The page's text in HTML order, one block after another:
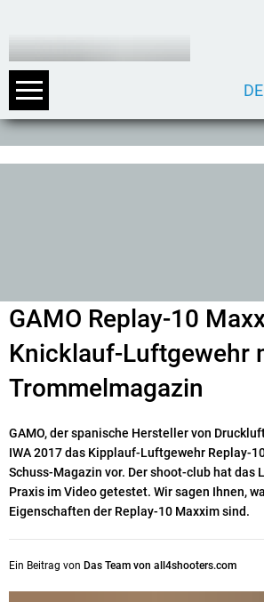
DE
GAMO Replay-10
Knicklauf-Luftgewehr
Trommelmagazin
GAMO, der spanische Hersteller von
IWA 2017 das Kipplauf-Luftgewehr Replay-
Schuss-Magazin vor. Der shoot-club hat das
Praxis im Video getestet. Wir sagen Ihnen,
Eigenschaften der Replay-10 Maxxim sind.
Ein Beitrag von Das Team von all4shooters.com